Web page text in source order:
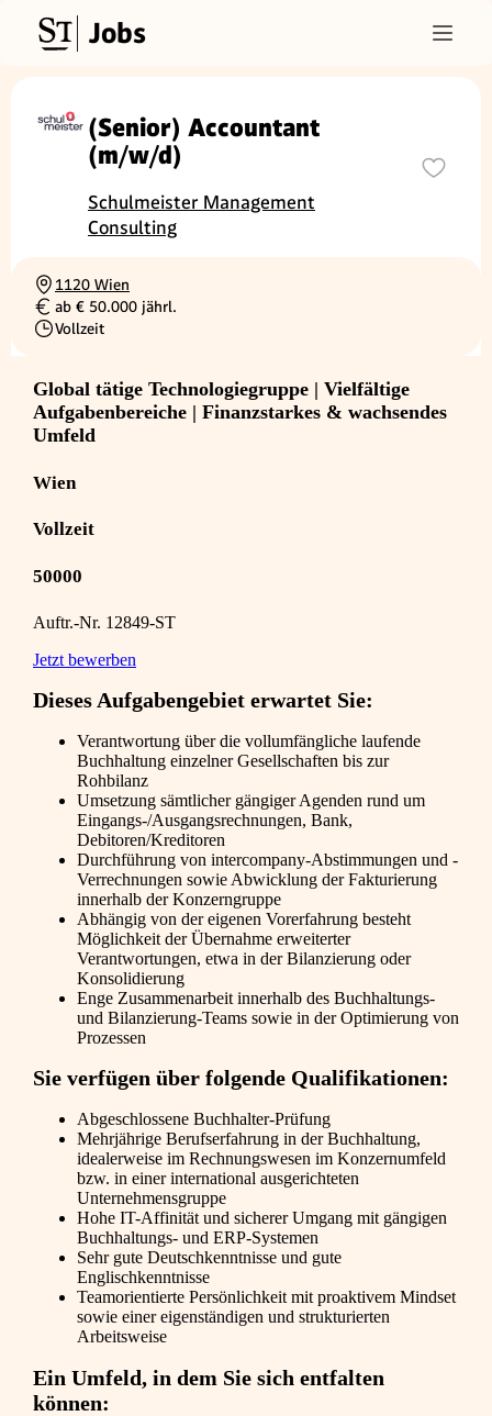
Jobs
(Senior) Accountant
(m/w/d)
Schulmeister Management
Consulting
Ortschaft
1120 Wien
Gehalt
ab € 50.000 jährl.
Beschäftigungsart
Vollzeit
Global tätige Technologiegruppe | Vielfältige
Aufgabenbereiche | Finanzstarkes & wachsendes
Umfeld
Wien
Vollzeit
50000
Auftr.-Nr. 12849-ST
Jetzt bewerben
Dieses Aufgabengebiet erwartet Sie:
Verantwortung über die vollumfängliche laufende
Buchhaltung einzelner Gesellschaften bis zur
Rohbilanz
Umsetzung sämtlicher gängiger Agenden rund um
Eingangs-/Ausgangsrechnungen, Bank,
Debitoren/Kreditoren
Durchführung von intercompany-Abstimmungen und -
Verrechnungen sowie Abwicklung der Fakturierung
innerhalb der Konzerngruppe
Abhängig von der eigenen Vorerfahrung besteht
Möglichkeit der Übernahme erweiterter
Verantwortungen, etwa in der Bilanzierung oder
Konsolidierung
Enge Zusammenarbeit innerhalb des Buchhaltungs-
und Bilanzierung-Teams sowie in der Optimierung von
Prozessen
Sie verfügen über folgende Qualifikationen:
Abgeschlossene Buchhalter-Prüfung
Mehrjährige Berufserfahrung in der Buchhaltung,
idealerweise im Rechnungswesen im Konzernumfeld
bzw. in einer international ausgerichteten
Unternehmensgruppe
Hohe IT-Affinität und sicherer Umgang mit gängigen
Buchhaltungs- und ERP-Systemen
Sehr gute Deutschkenntnisse und gute
Englischkenntnisse
Teamorientierte Persönlichkeit mit proaktivem Mindset
sowie einer eigenständigen und strukturierten
Arbeitsweise
Ein Umfeld, in dem Sie sich entfalten
können: